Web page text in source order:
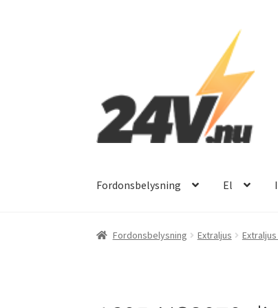
Fordonsbelysning El
Fordonsbelysning Extraljus Extraljus